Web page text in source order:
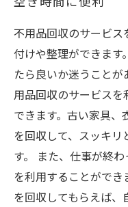
不用品回収のサービ
付けや整理ができます
たら良いか迷うこと
用品回収のサービス
できます。古い家具、
を回収して、スッキ
す。 また、仕事が終
を利用することがで
を回収してもらえば